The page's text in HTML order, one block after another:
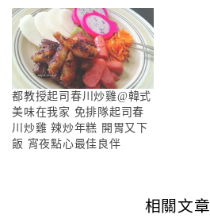
都教授起司春川炒雞@韓式
美味在我家 免排隊起司春
川炒雞 辣炒年糕 開胃又下
飯 宵夜點心最佳良伴
相關文章